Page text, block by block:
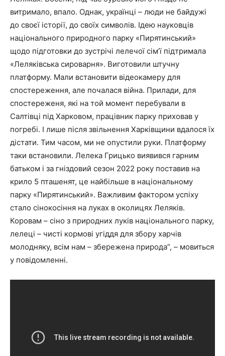
витримало, впало. Однак, українці – люди не байдужі
до своєї історії, до своїх символів. Ідею науковців
національного природного парку «Пирятинський»
щодо підготовки до зустрічі лелечої сім’ї підтримала
«Леляківська сироварня». Виготовили штучну
платформу. Мали встановити відеокамеру для
спостереження, але почалася війна. Прилади, для
спостереженя, які на той момент перебували в
Салтівці під Харковом, працівник парку приховав у
погребі. І лише після звільнення Харківщини вдалося їх
дістати. Тим часом, ми не опустили руки. Платформу
таки встановили. Лелека Грицько виявився гарним
батьком і за гніздовий сезон 2022 року поставив на
крило 5 пташенят, це найбільше в національному
парку «Пирятинський». Важливим фактором успіху
стало сінокосіння на луках в околицях Леляків.
Коровам – сіно з природних луків національного парку,
лелеці – чисті кормові угіддя для збору харчів
молодняку, всім нам – збережена природа”, – мовиться
у повідомленні.